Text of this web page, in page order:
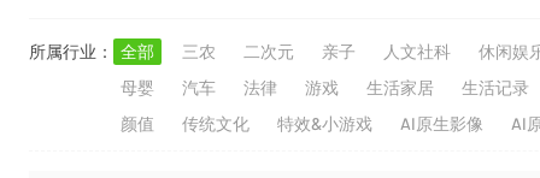
所属行业： 全部 三农 二次元 亲子 人文社科
休闲娱
母婴
汽车 法律 游戏 生活家居
生活记录
颜值
传统文化 特效&小游戏 AI原生影像 AI